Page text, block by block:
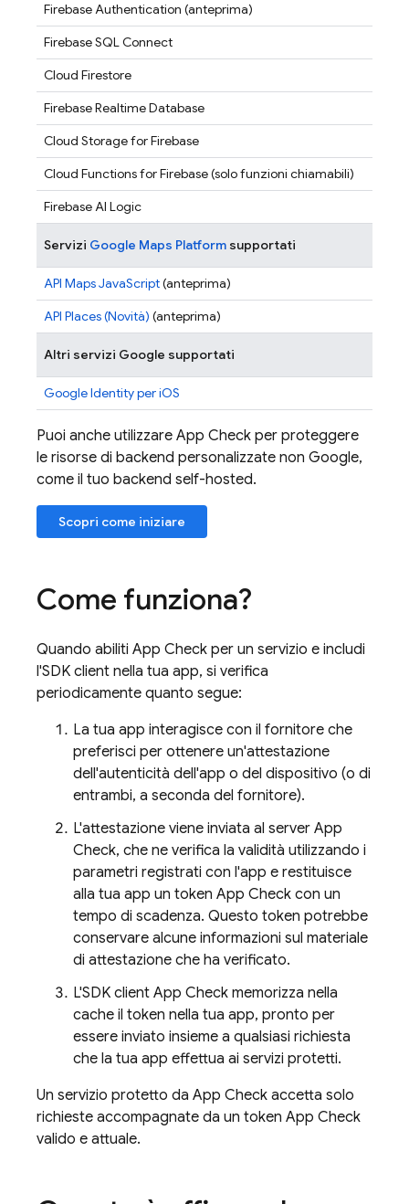
Firebase Authentication (anteprima)
Firebase SQL Connect
Cloud Firestore
Firebase Realtime Database
Cloud Storage for Firebase
Cloud Functions for Firebase(solo funzioni chiamabili)
Firebase AI Logic
Servizi Google Maps Platform supportati
API Maps JavaScript(anteprima)
API Places (Novità) (anteprima)
Altri servizi Google supportati
Google Identity per iOS
Puoi anche utilizzare App Check per proteggere
le risorse di backend personalizzate non Google,
come il tuo backend self-hosted.
Scopri come iniziare
Come funziona?
Quando abiliti App Check per un servizio e includi
l'SDK client nella tua app, si verifica
periodicamente quanto segue:
La tua app interagisce con il fornitore che
preferisci per ottenere un'attestazione
dell'autenticità dell'app o del dispositivo (o di
entrambi, a seconda del fornitore).
L'attestazione viene inviata al server App
Check, che ne verifica la validità utilizzando i
parametri registrati con l'app e restituisce
alla tua app un token App Check con un
tempo di scadenza. Questo token potrebbe
conservare alcune informazioni sul materiale
di attestazione che ha verificato.
L'SDK client App Check memorizza nella
cache il token nella tua app, pronto per
essere inviato insieme a qualsiasi richiesta
che la tua app effettua ai servizi protetti.
Un servizio protetto da App Check accetta solo
richieste accompagnate da un token App Check
valido e attuale.